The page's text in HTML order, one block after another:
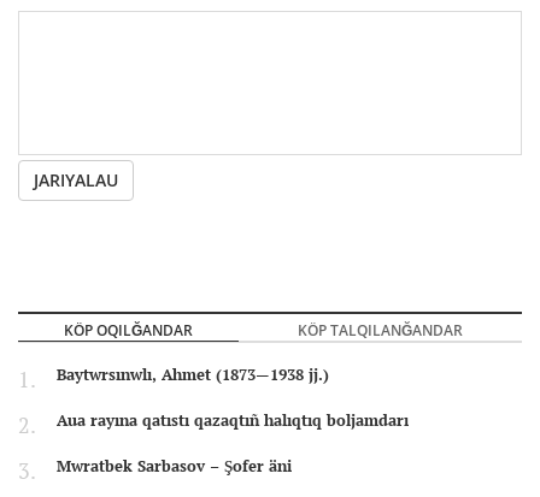
JARIYALAU
KÖP OQILĞANDAR KÖP TALQILANĞANDAR
Baytwrsınwlı, Ahmet (1873—1938 jj.)
Aua rayına qatıstı qazaqtıñ halıqtıq boljamdarı
Mwratbek Sarbasov – Şofer äni